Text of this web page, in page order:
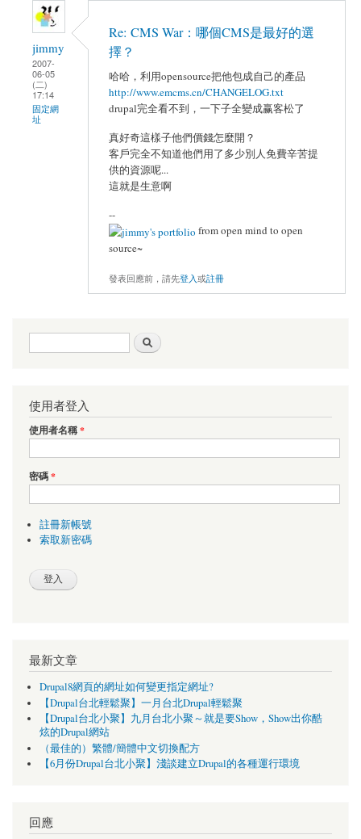
jimmy
2007-
06-05
(二)
17:14
固定網
址
Re: CMS War：哪個CMS是最好的選
擇？
哈哈，利用opensource把他包成自己的產品
http://www.emcms.cn/CHANGELOG.txt
drupal完全看不到，一下子全變成赢客松了
真好奇這樣子他們價錢怎麼開？
客戶完全不知道他們用了多少別人免費辛苦提
供的資源呢...
這就是生意啊
--
from open mind to open
source~
發表回應前，請先登入或註冊
搜尋表單
使用者登入
使用者名稱*
密碼*
註冊新帳號
索取新密碼
最新文章
Drupal8網頁的網址如何變更指定網址?
【Drupal台北輕鬆聚】一月台北Drupal輕鬆聚
【Drupal台北小聚】九月台北小聚～就是要Show，Show出你酷
炫的Drupal網站
（最佳的）繁體/簡體中文切換配方
【6月份Drupal台北小聚】淺談建立Drupal的各種運行環境
回應